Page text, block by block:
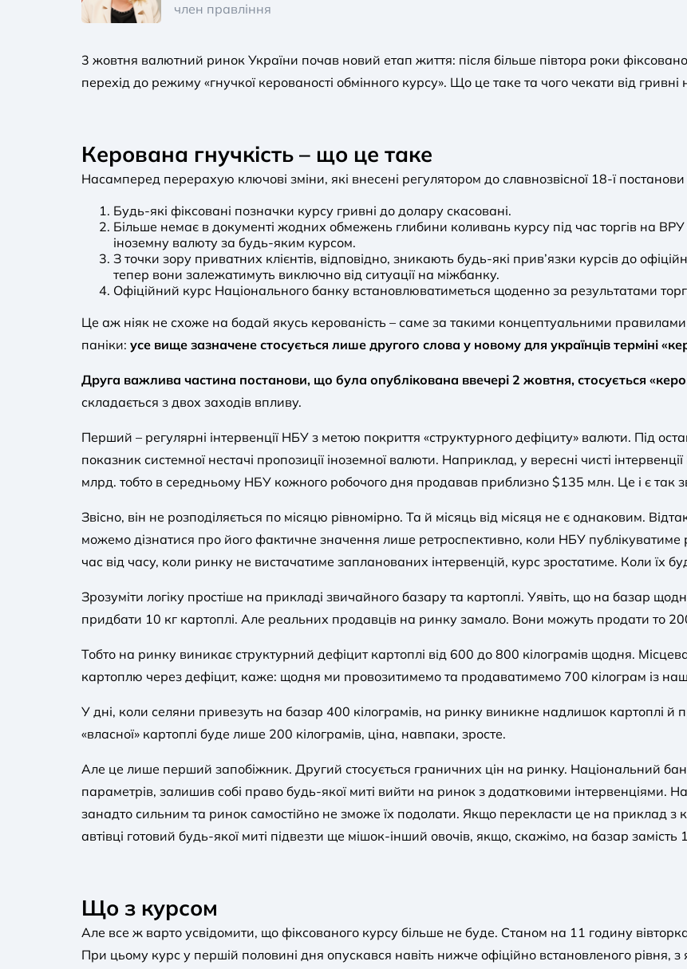
член правління
3 жовтня валютний ринок України почав новий етап життя: після більше півтора роки
перехід до режиму «гнучкої керованості обмінного курсу». Що це таке та чого чекати від
Керована гнучкість – що це таке
Насамперед перерахую ключові зміни, які внесені регулятором до славнозвісної 18-ї постанови
Будь-які фіксовані позначки курсу гривні до долару скасовані.
Більше немає в документі жодних обмежень глибини коливань курсу під час торгів на
іноземну валюту за будь-яким курсом.
З точки зору приватних клієнтів, відповідно, зникають будь-які прив’язки курсів до
тепер вони залежатимуть виключно від ситуації на міжбанку.
Офіційний курс Національного банку встановлюватиметься щоденно за результатами
Це аж ніяк не схоже на бодай якусь керованість – саме за такими концептуальними
паніки: усе вище зазначене стосується лише другого слова у новому для українців терміні
Друга важлива частина постанови, що була опублікована ввечері 2 жовтня, стосується
складається з двох заходів впливу.
Перший – регулярні інтервенції НБУ з метою покриття «структурного дефіциту» валюти. Під
показник системної нестачі пропозиції іноземної валюти. Наприклад, у вересні чисті
млрд. тобто в середньому НБУ кожного робочого дня продавав приблизно $135 млн. Це і є так
Звісно, він не розподіляється по місяцю рівномірно. Та й місяць від місяця не є однаковим.
можемо дізнатися про його фактичне значення лише ретроспективно, коли НБУ публікуватиме
час від часу, коли ринку не вистачатиме запланованих інтервенцій, курс зростатиме. Коли їх
Зрозуміти логіку простіше на прикладі звичайного базару та картоплі. Уявіть, що на базар
придбати 10 кг картоплі. Але реальних продавців на ринку замало. Вони можуть продати то
Тобто на ринку виникає структурний дефіцит картоплі від 600 до 800 кілограмів щодня.
картоплю через дефіцит, каже: щодня ми провозитимемо та продаватимемо 700 кілограм із
У дні, коли селяни привезуть на базар 400 кілограмів, на ринку виникне надлишок картоплі й
«власної» картоплі буде лише 200 кілограмів, ціна, навпаки, зросте.
Але це лише перший запобіжник. Другий стосується граничних цін на ринку. Національний
параметрів, залишив собі право будь-якої миті вийти на ринок з додатковими інтервенціями.
занадто сильним та ринок самостійно не зможе їх подолати. Якщо перекласти це на приклад з
автівці готовий будь-якої миті підвезти ще мішок-інший овочів, якщо, скажімо, на базар
Що з курсом
Але все ж варто усвідомити, що фіксованого курсу більше не буде. Станом на 11 годину
При цьому курс у першій половині дня опускався навіть нижче офіційно встановленого рівня,